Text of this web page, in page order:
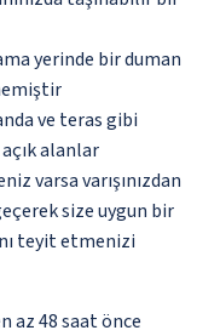
yerinde bir duman
ve teras gibi
alanlar
varsa varışınızdan
size uygun bir
teyit etmenizi
az 48 saat önce